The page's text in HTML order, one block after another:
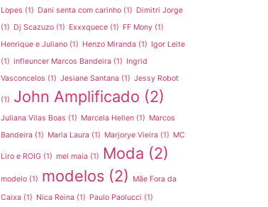
Lopes (1) Dani senta com carinho (1) Dimitri Jorge
(1) Dj Scazuzo (1) Exxxquece (1) FF Mony (1)
Henrique e Juliano (1) Henzo Miranda (1) Igor Leite
(1) infleuncer Marcos Bandeira (1) Ingrid
Vasconcelos (1) Jesiane Santana (1) Jessy Robot
(1) John Amplificado (2)
Juliana Vilas Boas (1) Marcela Hellen (1) Marcos
Bandeira (1) Maria Laura (1) Marjorye Vieira (1) MC
Liro e ROIG (1) mel maia (1) Moda (2)
modelo (1) modelos (2)
Mãe Fora da
Caixa (1) Nica Reina (1) Paulo Paolucci (1)